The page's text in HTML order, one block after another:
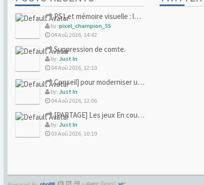
PS1 et mémoire visuelle : le jeu qui vous a soufflé la premi
by: pixel_champion_55
04 Aoû 2026, 14:42
Suppression de comte.
by: Just In
04 Aoû 2026, 12:10
Conseil] pour moderniser un site (un peu trop) rétro
by: Just In
04 Aoû 2026, 12:06
[PARTAGE] Les jeux En cours/Terminés
by: Just In
03 Aoû 2026, 10:19